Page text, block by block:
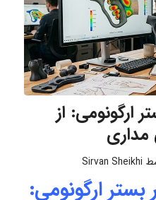
ارگونومی: از
مداری
Sirvan Sheikhi
ارگونومی: